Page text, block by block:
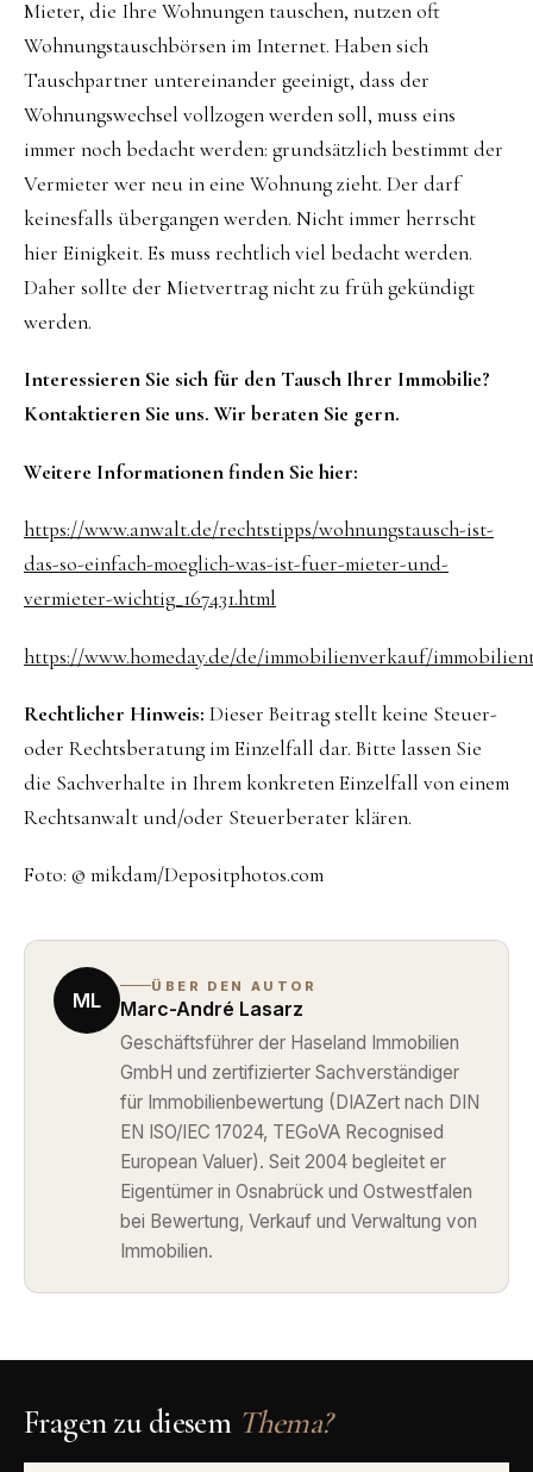
Mieter, die Ihre Wohnungen tauschen, nutzen oft
Wohnungstauschbörsen im Internet. Haben sich
Tauschpartner untereinander geeinigt, dass der
Wohnungswechsel vollzogen werden soll, muss eins
immer noch bedacht werden: grundsätzlich bestimmt der
Vermieter wer neu in eine Wohnung zieht. Der darf
keinesfalls übergangen werden. Nicht immer herrscht
hier Einigkeit. Es muss rechtlich viel bedacht werden.
Daher sollte der Mietvertrag nicht zu früh gekündigt
werden.
Interessieren Sie sich für den Tausch Ihrer Immobilie?
Kontaktieren Sie uns. Wir beraten Sie gern.
Weitere Informationen finden Sie hier:
https://www.anwalt.de/rechtstipps/wohnungstausch-ist-
das-so-einfach-moeglich-was-ist-fuer-mieter-und-
vermieter-wichtig_167431.html
https://www.homeday.de/de/immobilienverkauf/
Rechtlicher Hinweis: Dieser Beitrag stellt keine Steuer-
oder Rechtsberatung im Einzelfall dar. Bitte lassen Sie
die Sachverhalte in Ihrem konkreten Einzelfall von einem
Rechtsanwalt und/oder Steuerberater klären.
Foto: © mikdam/Depositphotos.com
ML
ÜBER DEN AUTOR
Marc-André Lasarz
Geschäftsführer der Haseland Immobilien
GmbH und zertifizierter Sachverständiger
für Immobilienbewertung (DIAZert nach DIN
EN ISO/IEC 17024, TEGoVA Recognised
European Valuer). Seit 2004 begleitet er
Eigentümer in Osnabrück und Ostwestfalen
bei Bewertung, Verkauf und Verwaltung von
Immobilien.
Fragen zu diesem Thema?